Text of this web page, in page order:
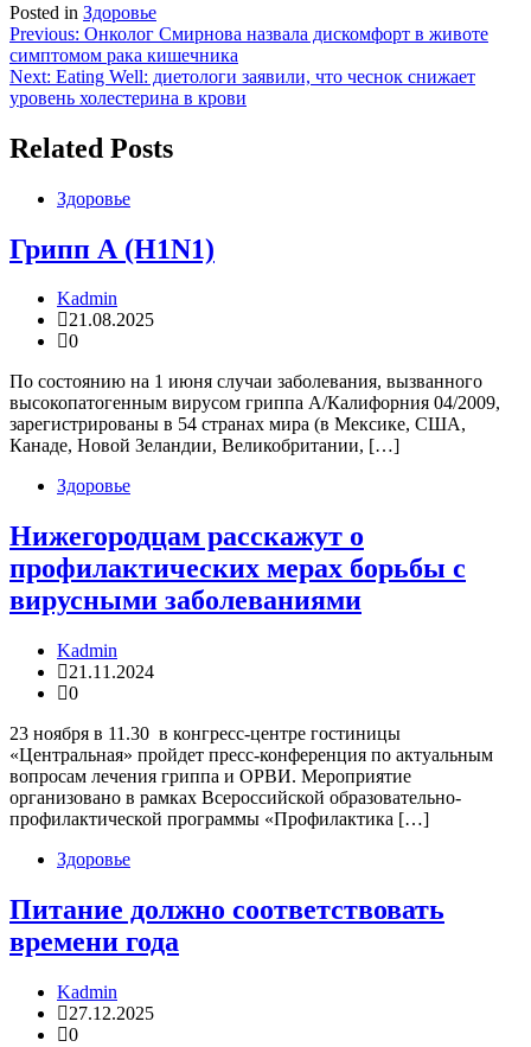
Posted in Здоровье
Навигация
по
записям
Previous: Онколог Смирнова назвала дискомфорт в животе
симптомом рака кишечника
Next: Eating Well: диетологи заявили, что чеснок снижает
уровень холестерина в крови
Related Posts
Здоровье
Грипп А (H1N1)
Kadmin
21.08.2025
0
По состоянию на 1 июня случаи заболевания, вызванного
высокопатогенным вирусом гриппа А/Калифорния 04/2009,
зарегистрированы в 54 странах мира (в Мексике, США,
Канаде, Новой Зеландии, Великобритании, […]
Здоровье
Нижегородцам расскажут о
профилактических мерах борьбы с
вирусными заболеваниями
Kadmin
21.11.2024
0
23 ноября в 11.30 в конгресс-центре гостиницы
«Центральная» пройдет пресс-конференция по актуальным
вопросам лечения гриппа и ОРВИ. Мероприятие
организовано в рамках Всероссийской образовательно-
профилактической программы «Профилактика […]
Здоровье
Питание должно соответствовать
времени года
Kadmin
27.12.2025
0